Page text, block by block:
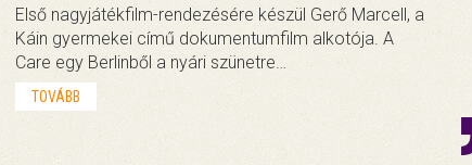
Első nagyjátékfilm-rendezésére készül Gerő Marcell, a
Káin gyermekei című dokumentumfilm alkotója. A
Care egy Berlinből a nyári szünetre…
TOVÁBB